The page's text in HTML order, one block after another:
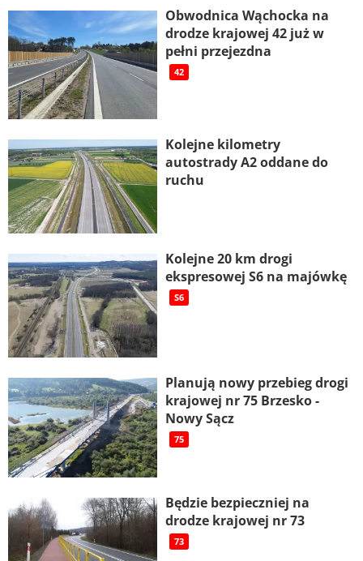
Obwodnica Wąchocka na
drodze krajowej 42 już w
pełni przejezdna
42
Kolejne kilometry
autostrady A2 oddane do
ruchu
Kolejne 20 km drogi
ekspresowej S6 na majówkę
S6
Planują nowy przebieg drogi
krajowej nr 75 Brzesko -
Nowy Sącz
75
Będzie bezpieczniej na
drodze krajowej nr 73
73